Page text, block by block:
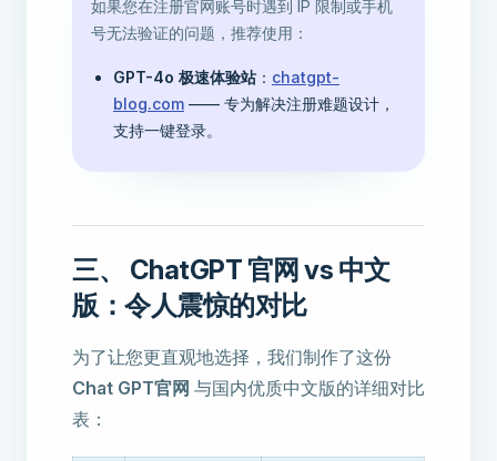
如果您在注册官网账号时遇到 IP 限制或手机
号无法验证的问题，推荐使用：
GPT-4o 极速体验站 ： chatgpt-
blog.com —— 专为解决注册难题设计，
支持一键登录。
三、 ChatGPT 官网 vs 中文
版：令人震惊的对比
为了让您更直观地选择，我们制作了这份
Chat GPT官网 与国内优质中文版的详细对比
表：